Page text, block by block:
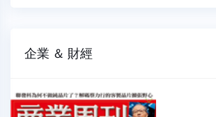
企業 ＆ 財經